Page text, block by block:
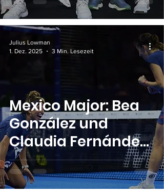
Mexico Major: Bea
González und
Claudia Fernández
dominieren die
Weltspitze und
Julius Lowman
1. Dez. 2025
3 Min. Lesezeit